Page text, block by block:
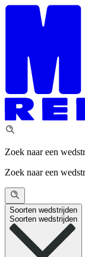
Zoek naar een
Zoek naar een
Soorten wedstrijden
Soorten wedstrijden